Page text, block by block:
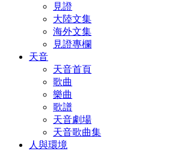
見證
大陸文集
海外文集
見證專欄
天音
天音首頁
歌曲
樂曲
歌譜
天音劇場
天音歌曲集
人與環境